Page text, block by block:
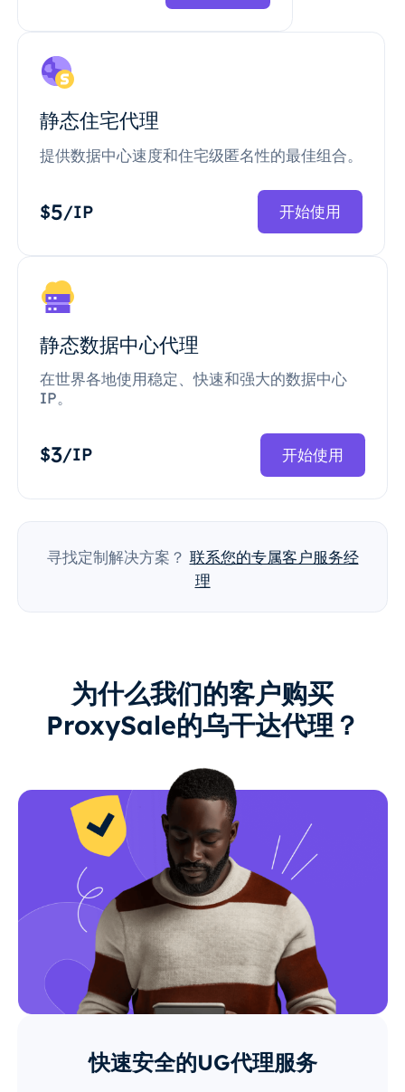
静态住宅代理
提供数据中心速度和住宅级匿名性的最佳组合。
$5/IP 开始使用
静态数据中心代理
在世界各地使用稳定、快速和强大的数据中心
IP。
$3/IP 开始使用
寻找定制解决方案？ 联系您的专属客户服务经
理
为什么我们的客户购买
ProxySale的乌干达代理？
快速安全的UG代理服务